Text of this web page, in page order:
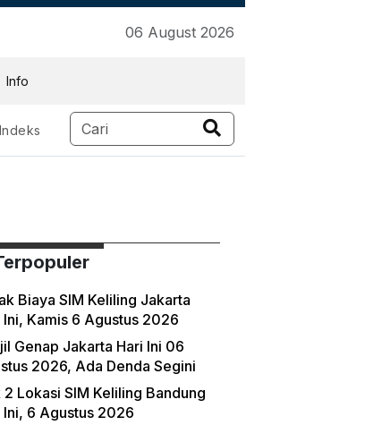
06 August 2026
Info
Indeks
Biaya SIM Keliling Jakarta
Ini, Kamis 6 Agustus 2026
Genap Jakarta Hari Ini 06
2026, Ada Denda Segini
2 Lokasi SIM Keliling Bandung
Ini, 6 Agustus 2026